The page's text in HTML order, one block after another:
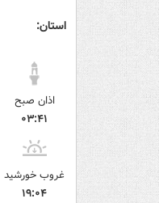
استان:
اذان صبح
۰۳:۴۱
غروب خورشید
۱۹:۰۴